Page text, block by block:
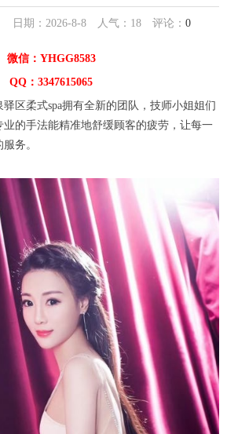
日期：2026-8-8 人气： 18 评论： 0
微信：YHGG8583
QQ：3347615065
柔式spa拥有全新的团队，技师小姐姐们
的手法能精准地舒缓顾客的疲劳，让每一
务。